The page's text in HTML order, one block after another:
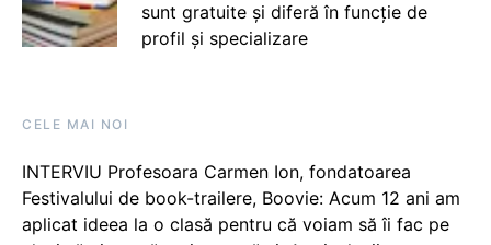
sunt gratuite și diferă în funcție de
profil și specializare
CELE MAI NOI
INTERVIU Profesoara Carmen Ion, fondatoarea
Festivalului de book-trailere, Boovie: Acum 12 ani am
aplicat ideea la o clasă pentru că voiam să îi fac pe